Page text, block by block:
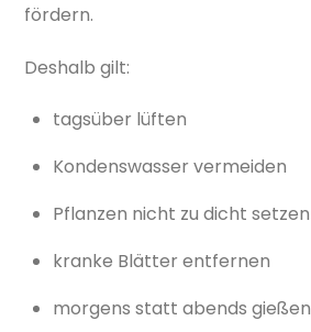
fördern.
Deshalb gilt:
tagsüber lüften
Kondenswasser vermeiden
Pflanzen nicht zu dicht setzen
kranke Blätter entfernen
morgens statt abends gießen